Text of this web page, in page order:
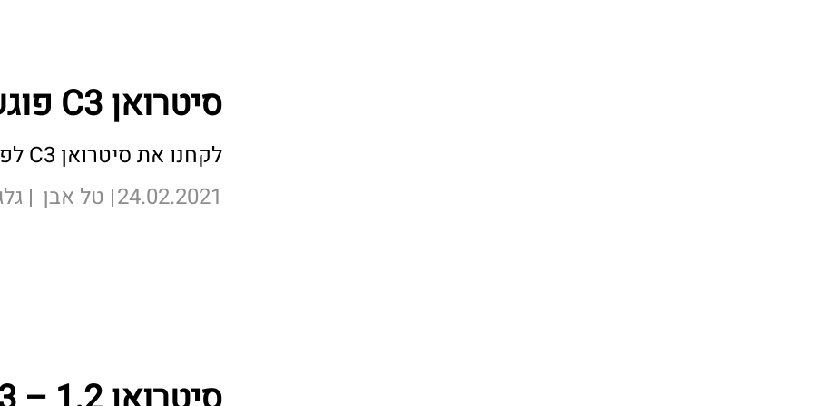
סיטרואן C3 פוגשת את אבותיה
לקחנו את סיטרואן C3 לפגוש את אבותיה
24.02.2021 טל אבן